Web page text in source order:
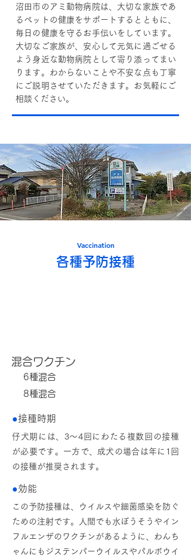
沼田市のアミ動物病院は、大切な家族であ
るペットの健康をサポートするとともに、
毎日の健康を守るお手伝いをしています。
大切なご家族が、安心して元気に過ごせる
よう身近な動物病院として寄り添ってまい
ります。わからないことや不安な点も丁寧
にご説明させていただきます。お気軽にご
相談ください。
Vaccination
各種予防接種
混合ワクチン
6種混合
8種混合
●接種時期
仔犬期には、3～4回にわたる複数回の接種
が必要です。一方で、成犬の場合は年に1回
の接種が推奨されます。
●効能
この予防接種は、ウイルスや細菌感染を防ぐ
ための注射です。人間でも水ぼうそうやイン
フルエンザのワクチンがあるように、わんち
ゃんにもジステンパーウイルスやパルボウイ